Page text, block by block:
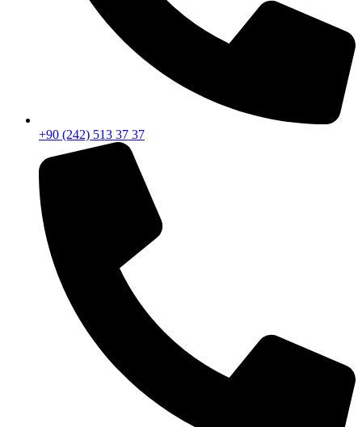
+90 (242) 513 37 37